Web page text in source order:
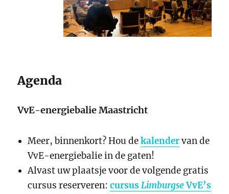
Agenda
VvE-energiebalie Maastricht
Meer, binnenkort? Hou dekalendervan de
VvE-energiebalie in de gaten!
Alvast uw plaatsje voor de volgende gratis
cursus reserveren: cursusLimburgseVvE’s